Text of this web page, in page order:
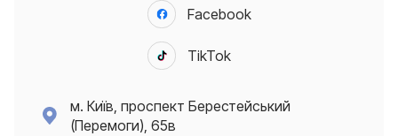
Facebook
TikTok
м. Київ, проспект Берестейський
(Перемоги), 65в